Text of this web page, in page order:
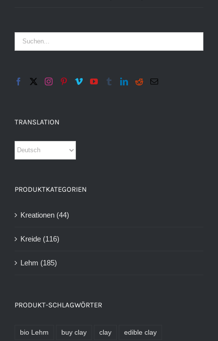
TRANSLATION
PRODUKTKATEGORIEN
Kreationen (44)
Kreide (116)
Lehm (185)
PRODUKT-SCHLAGWÖRTER
bio Lehm buy clay clay edible clay